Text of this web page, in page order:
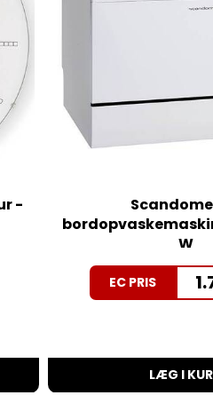
-
W
EC PRIS
LÆG I